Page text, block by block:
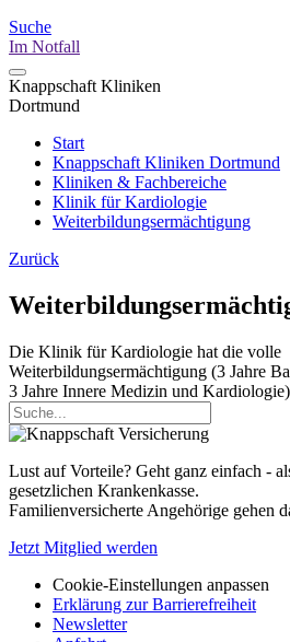
Suche
Im Notfall
Knappschaft Kliniken
Dortmund
Start
Knappschaft Kliniken Dortmund
Kliniken & Fachbereiche
Klinik für Kardiologie
Weiterbildungsermächtigung
Zurück
Die Klinik für Kardiologie hat die volle
Weiterbildungsermächtigung (3 Jahre
3 Jahre Innere Medizin und Kardiologie)
Lust auf Vorteile? Geht ganz einfach -
gesetzlichen Krankenkasse.
Familienversicherte Angehörige gehen
Jetzt Mitglied werden
Cookie-Einstellungen anpassen
Erklärung zur Barrierefreiheit
Newsletter